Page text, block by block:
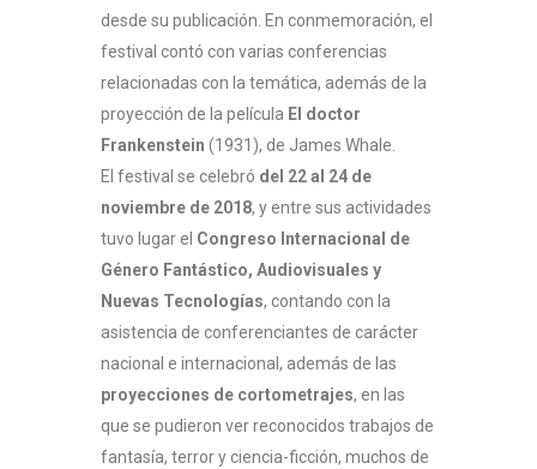
desde su publicación. En conmemoración, el
festival contó con varias conferencias
relacionadas con la temática, además de la
proyección de la película El doctor
Frankenstein (1931), de James Whale.
El festival se celebró del 22 al 24 de
noviembre de 2018, y entre sus actividades
tuvo lugar el Congreso Internacional de
Género Fantástico, Audiovisuales y
Nuevas Tecnologías, contando con la
asistencia de conferenciantes de carácter
nacional e internacional, además de las
proyecciones de cortometrajes, en las
que se pudieron ver reconocidos trabajos de
fantasía, terror y ciencia-ficción, muchos de